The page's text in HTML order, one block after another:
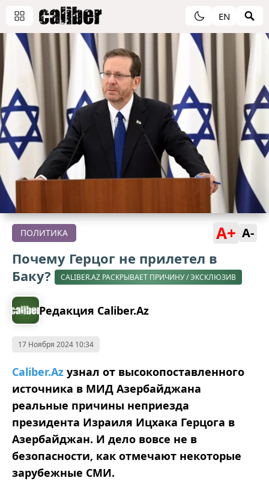
EN
ПОЛИТИКА A+ A-
Почему Герцог не прилетел в
Баку?
CALIBER.AZ РАСКРЫВАЕТ ПРИЧИНУ / ЭКСКЛЮЗИВ
Редакция Caliber.Az
17 Ноября 2024 10:34
Caliber.Az узнал от высокопоставленного
источника в МИД Азербайджана
реальные причины неприезда
президента Израиля Ицхака Герцога в
Азербайджан. И дело вовсе не в
безопасности, как отмечают некоторые
зарубежные СМИ.